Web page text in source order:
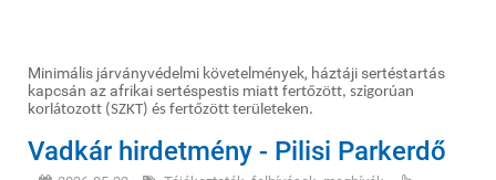
Minimális járványvédelmi követelmények, háztáji sertéstartás
kapcsán az afrikai sertéspestis miatt fertőzött, szigorúan
korlátozott (SZKT) és fertőzött területeken.
Vadkár hirdetmény - Pilisi Parkerdő